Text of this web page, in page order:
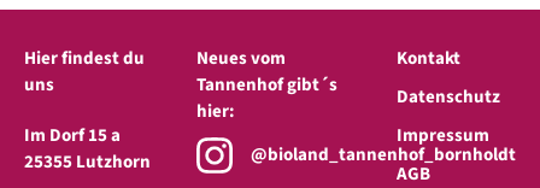
Hier findest du
uns
Im Dorf 15 a
25355 Lutzhorn
Neues vom
Tannenhof gibt´s
hier:
@bioland_tannenhof_bornholdt
(öffnet in neuem Tab)
Kontakt
Datenschutz
Impressum
AGB